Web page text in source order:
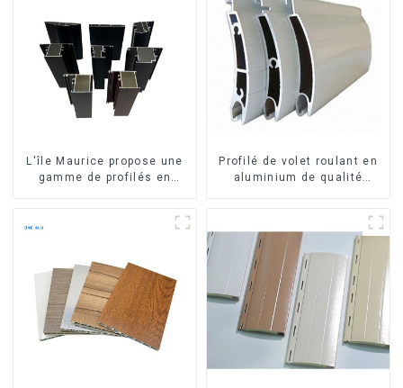
L'île Maurice propose une
gamme de profilés en
Profilé de volet roulant en
aluminium de qualité